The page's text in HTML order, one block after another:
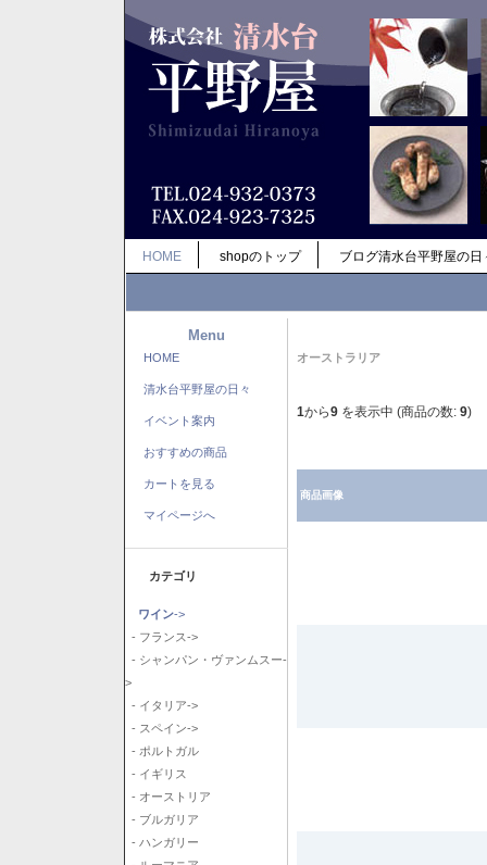
HOME shopのトップ ブログ清水台平野屋の日
Menu
HOME
清水台平野屋の日々
イベント案内
おすすめの商品
カートを見る
マイページへ
カテゴリ
ワイン->
- フランス->
- シャンパン・ヴァンムスー-
>
- イタリア->
- スペイン->
- ポルトガル
- イギリス
- オーストリア
- ブルガリア
- ハンガリー
オーストラリア
1から9 を表示中 (商品の数: 9)
商品画像